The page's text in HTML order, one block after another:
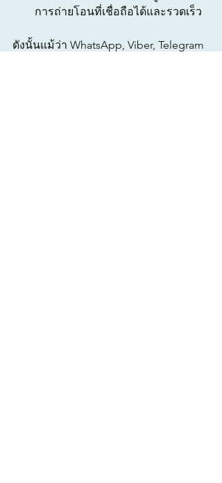
การถ่ายโอนที่เชื่อถือได้และรวดเร็ว
ดังนั้นแม้ว่า WhatsApp, Viber, Telegram